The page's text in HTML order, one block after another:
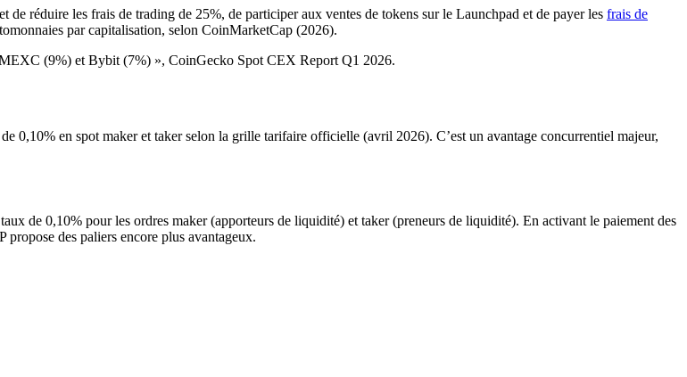
réduire les frais de trading de 25%, de participer aux ventes de tokens sur le Launchpad et de payer les frais de
par capitalisation, selon CoinMarketCap (2026).
(9%) et Bybit (7%) », CoinGecko Spot CEX Report Q1 2026.
0,10% en spot maker et taker selon la grille tarifaire officielle (avril 2026). C’est un avantage concurrentiel majeur,
de 0,10% pour les ordres maker (apporteurs de liquidité) et taker (preneurs de liquidité). En activant le paiement des
des paliers encore plus avantageux.